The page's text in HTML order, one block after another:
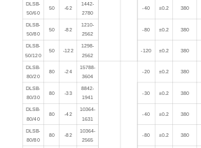
DLSB-
50/60
50 -62
1442-
2780
-40 ±0.2 380
DLSB-
50/80
50 -82
1210-
2562
-80 ±0.2 380
DLSB-
50/120
50 -122
1298-
2562
-120 ±0.2 380
DLSB-
80/20
80 -24
15788-
3604
-20 ±0.2 380
DLSB-
80/30
80 -33
8842-
1941
-30 ±0.2 380
DLSB-
80/40
80 -42
10364-
1631
-40 ±0.2 380
DLSB-
80/80
80 -82
10364-
2565
-80 ±0.2 380